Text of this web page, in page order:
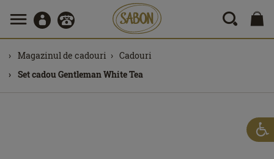
Magazinul de cadouri
Cadouri
Set cadou Gentleman White Tea